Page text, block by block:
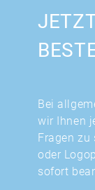
Bei
wir Ihnen
Fragen zu
oder
sofort